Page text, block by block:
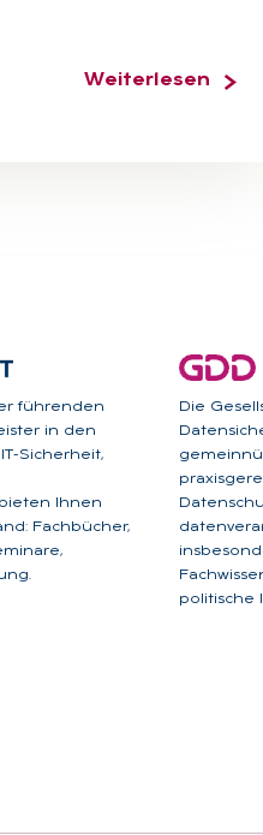
Weiterlesen
führenden
in den
Sicherheit,
Ihnen
Fachbücher,
Die
politische